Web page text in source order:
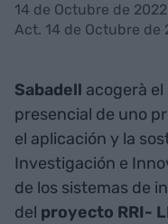
14 de Octubre de
Act. 14 de Octubre de
Sabadell acogerà
presencial de uno
el aplicación y la
Investigación e
de los sistemas de
del proyecto RRI-